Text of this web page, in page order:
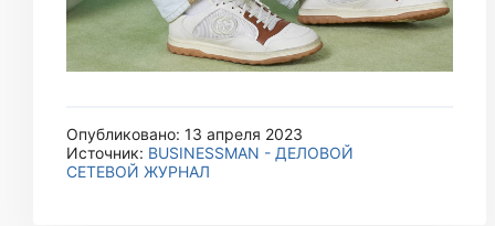
Опубликовано: 13 апреля 2023
Источник: BUSINESSMAN - ДЕЛОВОЙ
СЕТЕВОЙ ЖУРНАЛ